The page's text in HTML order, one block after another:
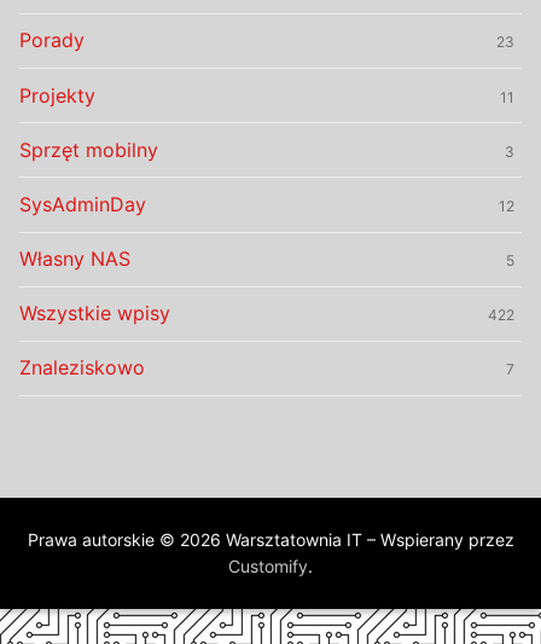
Porady 23
Projekty 11
Sprzęt mobilny 3
SysAdminDay 12
Własny NAS 5
Wszystkie wpisy 422
Znaleziskowo 7
Prawa autorskie © 2026 Warsztatownia IT – Wspierany przez
Customify.